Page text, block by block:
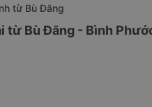
từ Bù Đăng
từ Bù Đăng - Bình